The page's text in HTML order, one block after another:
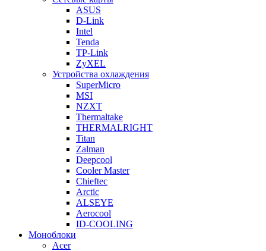
ASUS
D-Link
Intel
Tenda
TP-Link
ZyXEL
Устройства охлаждения
SuperMicro
MSI
NZXT
Thermaltake
THERMALRIGHT
Titan
Zalman
Deepcool
Cooler Master
Chieftec
Arctic
ALSEYE
Aerocool
ID-COOLING
Моноблоки
Acer